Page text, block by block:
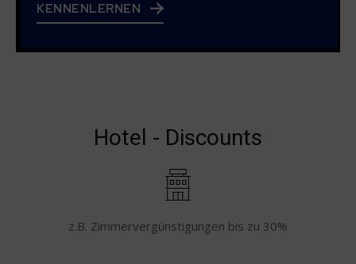
KENNENLERNEN
Hotel - Discounts
z.B. Zimmervergünstigungen bis zu 30%